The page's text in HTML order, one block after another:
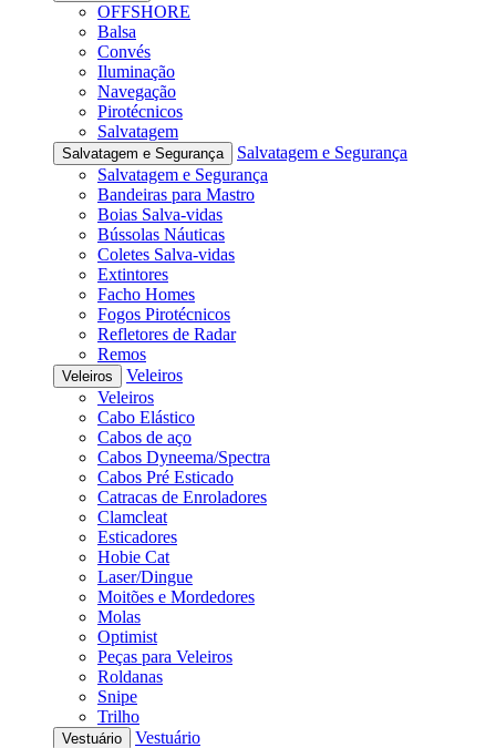
OFFSHORE
Balsa
Convés
Iluminação
Navegação
Pirotécnicos
Salvatagem
Salvatagem e Segurança
Salvatagem e Segurança
Salvatagem e Segurança
Bandeiras para Mastro
Boias Salva-vidas
Bússolas Náuticas
Coletes Salva-vidas
Extintores
Facho Homes
Fogos Pirotécnicos
Refletores de Radar
Remos
Veleiros
Veleiros
Veleiros
Cabo Elástico
Cabos de aço
Cabos Dyneema/Spectra
Cabos Pré Esticado
Catracas de Enroladores
Clamcleat
Esticadores
Hobie Cat
Laser/Dingue
Moitões e Mordedores
Molas
Optimist
Peças para Veleiros
Roldanas
Snipe
Trilho
Vestuário
Vestuário